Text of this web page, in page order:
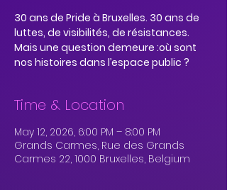
30 ans de Pride à Bruxelles. 30 ans de
luttes, de visibilités, de résistances.
Mais une question demeure :où sont
nos histoires dans l’espace public ?
Time & Location
May 12, 2026, 6:00 PM – 8:00 PM
Grands Carmes, Rue des Grands
Carmes 22, 1000 Bruxelles, Belgium